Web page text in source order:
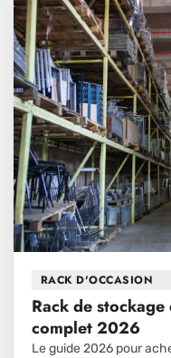
RACK D'OCCASION
Rack de
complet 2026
Le guide 2026 pour